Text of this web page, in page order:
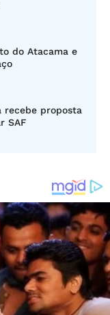
do Atacama e
proposta
SAF